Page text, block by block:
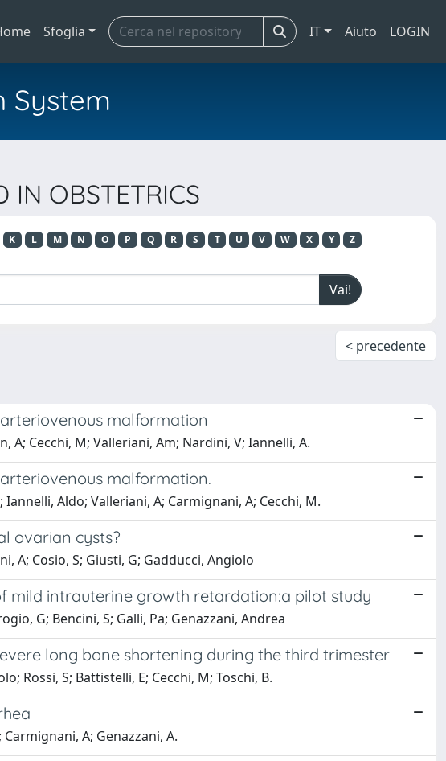
Sfoglia IT Aiuto LOGIN
System
OBSTETRICS
K L M N O P Q R S T U V W X Y Z
< precedente
malformation
A; Cecchi, M; Valleriani, Am; Nardini, V; Iannelli, A.
malformation.
Iannelli, Aldo; Valleriani, A; Carmignani, A; Cecchi, M.
ovarian cysts?
A; Cosio, S; Giusti, G; Gadducci, Angiolo
intrauterine growth retardation:a pilot study
G; Bencini, S; Galli, Pa; Genazzani, Andrea
long bone shortening during the third trimester
Rossi, S; Battistelli, E; Cecchi, M; Toschi, B.
Carmignani, A; Genazzani, A.